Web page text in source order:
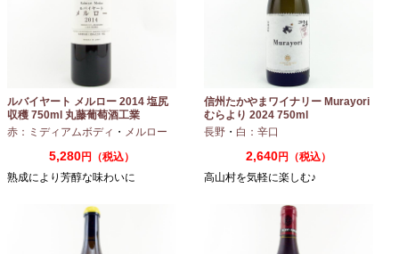
ルバイヤート メルロー 2014 塩尻
収穫 750ml 丸藤葡萄酒工業
赤：ミディアムボディ ・ メルロー
5,280円（税込）
熟成により芳醇な味わいに
信州たかやまワイナリー Murayori
むらより 2024 750ml
長野 ・ 白：辛口
2,640円（税込）
高山村を気軽に楽しむ♪